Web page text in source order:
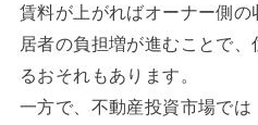
賃料が上がればオーナー側の
居者の負担増が進むことで
るおそれもあります。
一方で、不動産投資市場では